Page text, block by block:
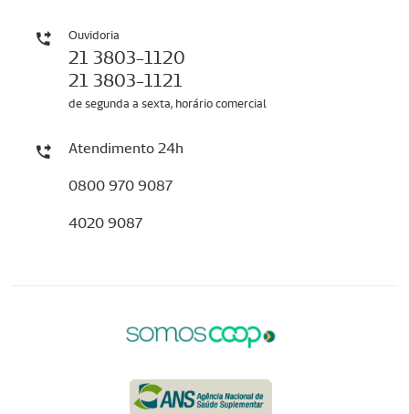
Ouvidoria
21 3803-1120
21 3803-1121
de segunda a sexta, horário comercial
Atendimento 24h
0800 970 9087
4020 9087